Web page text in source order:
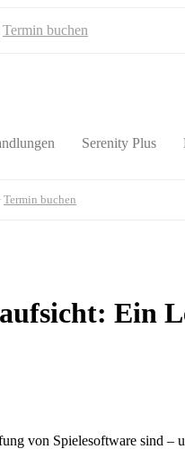
Termin buchen
Serenity Plus
Termin buchen
Ein
von Spielesoftware sind –